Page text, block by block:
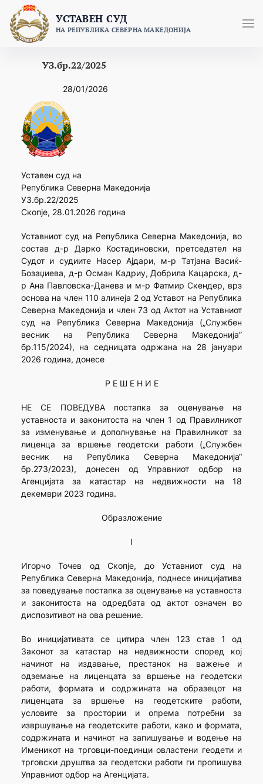
content
УСТАВЕН СУД
НА РЕПУБЛИКА СЕВЕРНА МАКЕДОНИЈА
УЗ.бр.22/2025
28/01/2026
Уставен суд на
Република Северна Македонија
УЗ.бр.22/2025
Скопје, 28.01.2026 година
Уставниот суд на Република Северна Македонија, во
состав д-р Дарко Костадиновски, претседател на
Судот и судиите Насер Ајдари, м-р Татјана Васиќ-
Бозаџиева, д-р Осман Кадриу, Добрила Кацарска, д-
р Ана Павловска-Данева и м-р Фатмир Скендер, врз
основа на член 110 алинеја 2 од Уставот на Република
Северна Македонија и член 73 од Актот на Уставниот
суд на Република Северна Македонија („Службен
весник на Република Северна Македонија”
бр.115/2024), на седницата одржана на 28 јануари
2026 година, донесе
Р Е Ш Е Н И Е
НЕ СЕ ПОВЕДУВА постапка за оценување на
уставноста и законитоста на член 1 од Правилникот
за изменување и дополнување на Правилникот за
лиценца за вршење геодетски работи („Службен
весник на Република Северна Македонија“
бр.273/2023), донесен од Управниот одбор на
Агенцијата за катастар на недвижности на 18
декември 2023 година.
Образложение
I
Игорчо Точев од Скопје, до Уставниот суд на
Република Северна Македонија, поднесе иницијатива
за поведување постапка за оценување на уставноста
и законитоста на одредбата од актот означен во
диспозитивот на ова решение.
Во иницијативата се цитира член 123 став 1 од
Законот за катастар на недвижности според кој
начинот на издавање, престанок на важење и
одземање на лиценцата за вршење на геодетски
работи, формата и содржината на образецот на
лиценцата за вршење на геодетските работи,
условите за простории и опрема потребни за
извршување на геодетските работи, како и формата,
содржината и начинот на запишување и водење на
Именикот на трговци-поединци овластени геодети и
трговски друштва за геодетски работи ги пропишува
Управниот одбор на Агенцијата.